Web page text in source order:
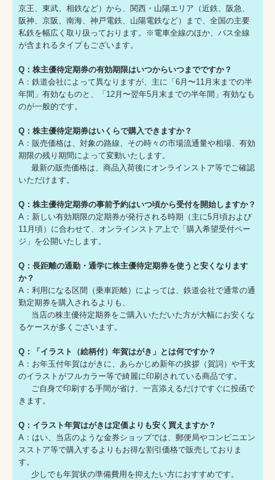
京王、東武、相鉄など）から、関西・山陽エリア（近鉄、阪急、
阪神、京阪、南海、神戸電鉄、山陽電鉄など）まで、全国の主要
私鉄を幅広く取り扱っております。※電車全線のほか、バス全線
が含まれるタイプもございます。
Q：株主優待定期券の有効期限はいつからいつまでですか？
A：鉄道会社によって異なりますが、主に「6月〜11月末までの半
年間」有効なものと、「12月〜翌年5月末までの半年間」有効なも
のが一般的です。
Q：株主優待定期券はいくらで購入できますか？
A：販売価格は、対象の路線、その時々の市場流通量や相場、有効
期限の残り期間によって変動いたします。
最新の販売価格は、商品入荷後にオンラインストア等でご確認
いただけます。
Q：株主優待定期券の事前予約はいつ頃から受付を開始しますか？
A：新しい有効期限の定期券が発行される時期（主に5月頃および
11月頃）に合わせて、オンラインストア上で「購入希望受付ペー
ジ」を公開いたします。
Q：長距離の通勤・通学に株主優待定期券を使うと安くなります
か？
A：利用になる区間（乗車距離）によっては、鉄道会社で通常の通
勤定期券を購入されるよりも、
当店の株主優待定期券をご購入いただいた方が大幅にお安くな
るケースが多くございます。
Q：「イラスト（絵柄付）年賀はがき」とは何ですか？
A：お年玉付年賀はがきに、あらかじめ新年の挨拶（賀詞）や干支
のイラストがフルカラー等で綺麗に印刷されている商品です。
ご自身で印刷する手間が省け、一言添えるだけですぐに投函で
きます。
Q：イラスト年賀はがきは定価よりも安く買えますか？
A：はい、当店のような金券ショップでは、郵便局やコンビニエン
スストア等で購入するよりもお得な割引価格で販売しておりま
す。
少しでも年賀状の準備費用を抑えたい方におすすめです。